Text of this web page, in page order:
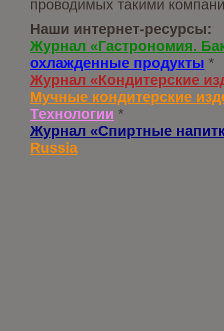
проводимых такими
Наши интернет-ресурсы:
Журнал «Гастрономия.
охлажденные продукты *
Журнал «Кондитерские
Мучные кондитерские
Технологии *
Журнал «Спиртные
Russia